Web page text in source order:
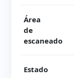
Área
de
escaneado
Estado